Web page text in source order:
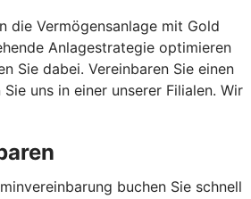
die Vermögensanlage mit Gold
Anlagestrategie optimieren
Sie dabei. Vereinbaren Sie einen
uns in einer unserer Filialen. Wir
buchen Sie schnell